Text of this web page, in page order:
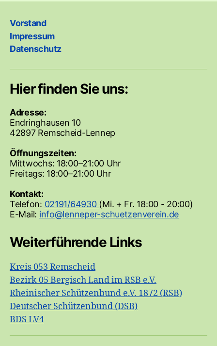
Vorstand
Impressum
Datenschutz
Hier finden Sie uns:
Adresse:
Endringhausen 10
42897 Remscheid-Lennep
Öffnungszeiten:
Mittwochs: 18:00–21:00 Uhr
Freitags: 18:00–21:00 Uhr
Kontakt:
Telefon: 02191/64930 (Mi. + Fr. 18:00 - 20:00)
E-Mail:
Weiterführende Links
Kreis 053 Remscheid
Bezirk 05 Bergisch Land im RSB e.V.
Rheinischer Schützenbund e.V. 1872 (RSB)
Deutscher Schützenbund (DSB)
BDS LV4